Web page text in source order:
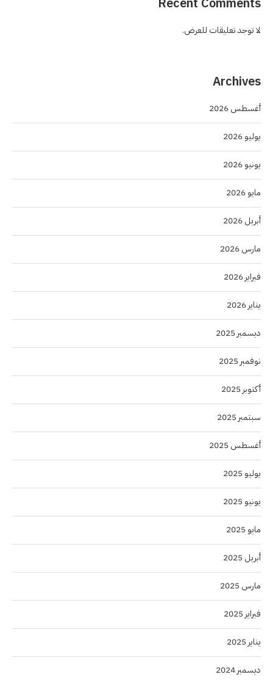
لا توجد تعليقات للعرض.
Archives
أغسطس 2026
يوليو 2026
يونيو 2026
مايو 2026
أبريل 2026
مارس 2026
فبراير 2026
يناير 2026
ديسمبر 2025
نوفمبر 2025
أكتوبر 2025
سبتمبر 2025
أغسطس 2025
يوليو 2025
يونيو 2025
مايو 2025
أبريل 2025
مارس 2025
فبراير 2025
يناير 2025
ديسمبر 2024